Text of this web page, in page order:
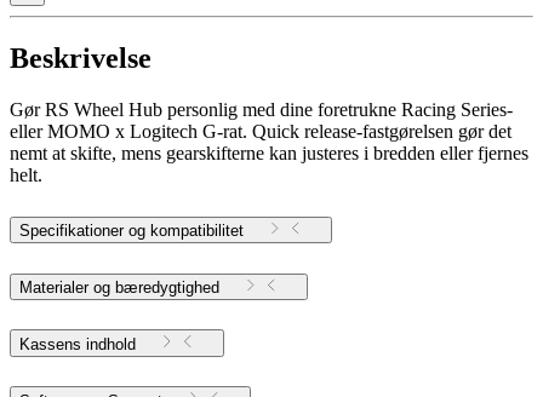
Beskrivelse
Gør RS Wheel Hub personlig med dine foretrukne Racing Series-
eller MOMO x Logitech G-rat. Quick release-fastgørelsen gør det
nemt at skifte, mens gearskifterne kan justeres i bredden eller fjernes
helt.
Specifikationer og kompatibilitet
Materialer og bæredygtighed
Kassens indhold